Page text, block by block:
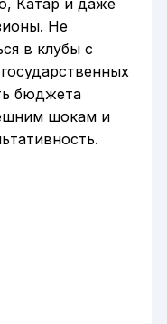
Катар и даже
Не
в клубы с
бюджета
шокам и